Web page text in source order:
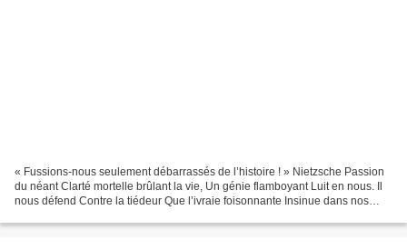
« Fussions-nous seulement débarrassés de l’histoire ! » Nietzsche Passion
du néant Clarté mortelle brûlant la vie, Un génie flamboyant Luit en nous. Il
nous défend Contre la tiédeur Que l’ivraie foisonnante Insinue dans nos